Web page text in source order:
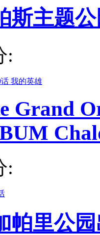
斯主题公
:
我的英雄
Grand
:
帕里公